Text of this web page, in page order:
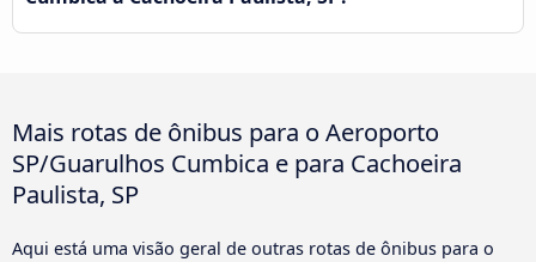
Mais rotas de ônibus para o Aeroporto
SP/Guarulhos Cumbica e para Cachoeira
Paulista, SP
Aqui está uma visão geral de outras rotas de ônibus para o